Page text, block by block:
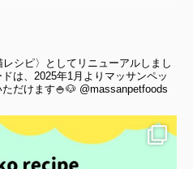
シピ〉としてリニューアルしまし
は、2025年1月よりマッサンペッ
だけます🍚🐶 @massanpetfoods